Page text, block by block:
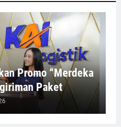
Promo “Merdeka
Paket